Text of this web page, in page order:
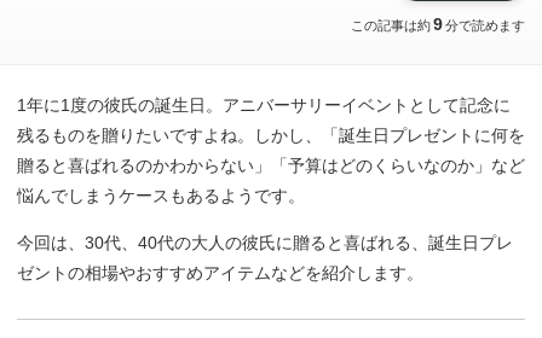
この記事は約9分で読めます
1年に1度の彼氏の誕生日。アニバーサリーイベントとして記念に
残るものを贈りたいですよね。しかし、「誕生日プレゼントに何を
贈ると喜ばれるのかわからない」「予算はどのくらいなのか」など
悩んでしまうケースもあるようです。
今回は、30代、40代の大人の彼氏に贈ると喜ばれる、誕生日プレ
ゼントの相場やおすすめアイテムなどを紹介します。